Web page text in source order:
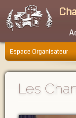
Espace Organisateur
Les